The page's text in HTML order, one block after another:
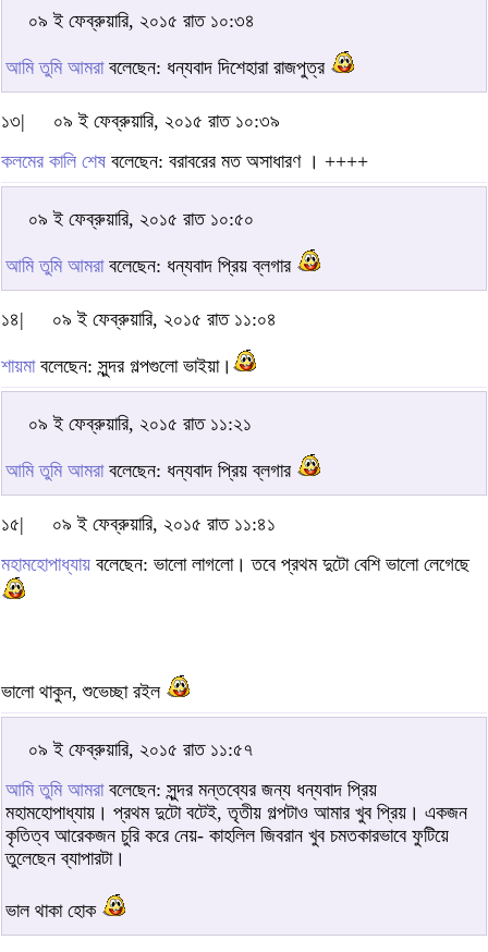
০৯ ই ফেব্রুয়ারি, ২০১৫ রাত ১০:৩৪
আমি তুমি আমরাবলেছেন: ধন্যবাদ দিশেহারা রাজপুত্র
১৩|
০৯ ই ফেব্রুয়ারি, ২০১৫ রাত ১০:৩৯
কলমের কালি শেষ বলেছেন: বরাবরের মত অসাধারণ । ++++
০৯ ই ফেব্রুয়ারি, ২০১৫ রাত ১০:৫০
আমি তুমি আমরাবলেছেন: ধন্যবাদ প্রিয় ব্লগার
১৪| ০৯ ই ফেব্রুয়ারি, ২০১৫ রাত ১১:০৪
শায়মাবলেছেন: সুন্দর গল্পগুলো ভাইয়া।
০৯ ই ফেব্রুয়ারি, ২০১৫ রাত ১১:২১
আমি তুমি আমরাবলেছেন: ধন্যবাদ প্রিয় ব্লগার
১৫|
০৯ ই ফেব্রুয়ারি, ২০১৫ রাত ১১:৪১
মহামহোপাধ্যায় বলেছেন: ভালো লাগলো। তবে প্রথম দুটো বেশি ভালো লেগেছে
ভালো থাকুন, শুভেচ্ছা রইল
০৯ ই ফেব্রুয়ারি, ২০১৫ রাত ১১:৫৭
আমি তুমি আমরাবলেছেন: সুন্দর মন্তব্যের জন্য ধন্যবাদ প্রিয়
মহামহোপাধ্যায়। প্রথম দুটো বটেই, তৃতীয় গল্পটাও আমার খুব প্রিয়। একজন
কৃতিত্ব আরেকজন চুরি করে নেয়- কাহলিল জিবরান খুব চমতকারভাবে ফুটিয়ে
তুলেছেন ব্যাপারটা।
ভাল থাকা হোক